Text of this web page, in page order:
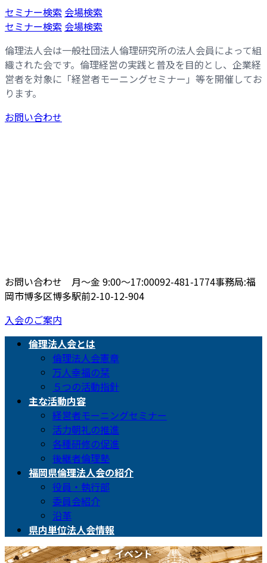
コ
ン
ン
ツ
へ
ス
キ
ッ
ナ
ビ
ー
シ
ョ
ン
に
移
セミナー検索 会場検索
セミナー検索 会場検索
倫理法人会は一般社団法人倫理研究所の法人会員によって組
織された会です。倫理経営の実践と普及を目的とし、企業経
営者を対象に「経営者モーニングセミナー」等を開催してお
ります。
お問い合わせ
お問い合わせ 月〜金 9:00〜17:00092-481-1774事務局:福
岡市博多区博多駅前2-10-12-904
入会のご案内
倫理法人会とは
倫理法人会憲章
万人幸福の栞
５つの活動指針
主な活動内容
経営者モーニングセミナー
活力朝礼の推進
各種研修の促進
後継者倫理塾
福岡県倫理法人会の紹介
役員・執行部
委員会紹介
沿革
県内単位法人会情報
イベント